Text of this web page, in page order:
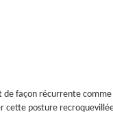
de façon récurrente
cette posture